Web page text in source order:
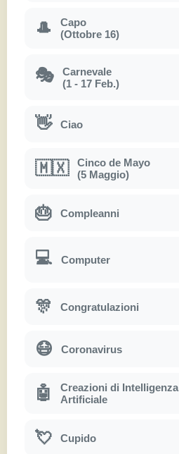
🎩
Capo
(Ottobre 16)
🎭
Carnevale
(1 - 17 Feb.)
👋 Ciao
🇲🇽
Cinco de Mayo
(5 Maggio)
🎂 Compleanni
💻 Computer
🎊 Congratulazioni
😷 Coronavirus
🤖
Creazioni di Intelligenza
Artificiale
💘 Cupido